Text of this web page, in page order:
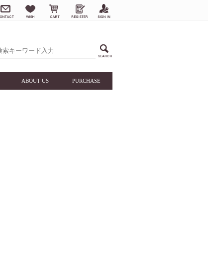
ABOUT US PURCHASE